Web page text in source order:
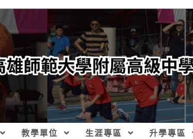
教學單位 生涯專區 升學專區